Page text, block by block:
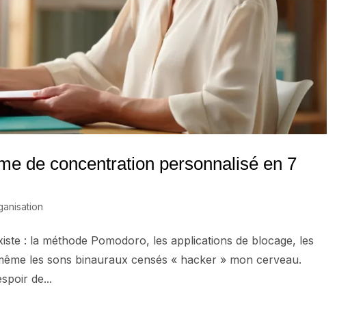
de concentration personnalisé en 7
: la méthode Pomodoro, les applications de blocage, les
les sons binauraux censés « hacker » mon cerveau.
de...